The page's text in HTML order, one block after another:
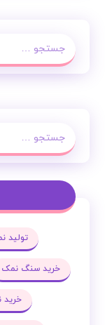
تولید
خرید سنگ نمک
خرید